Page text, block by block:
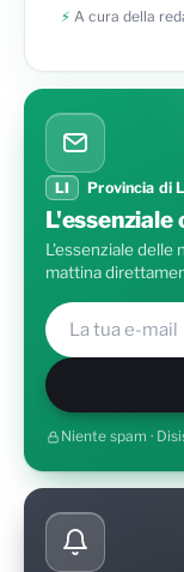
⚡ A cura della
LI Provincia di
L'essenziale delle
mattina
Niente spam ·